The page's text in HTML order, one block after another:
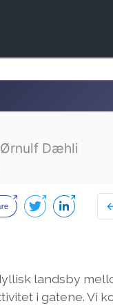
Ørnulf Dæhli
landsby
i gatene. Vi